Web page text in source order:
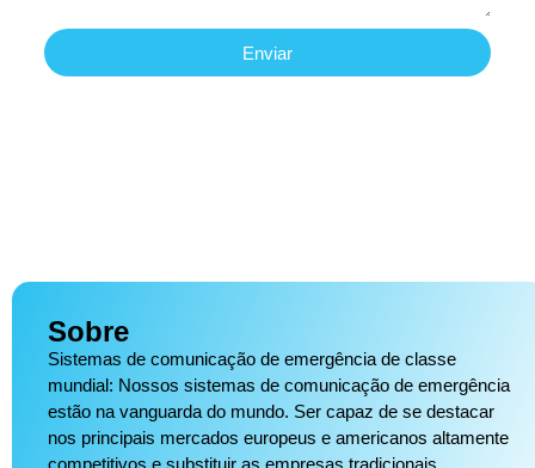
Enviar
Sobre
Sistemas de comunicação de emergência de classe
mundial: Nossos sistemas de comunicação de emergência
estão na vanguarda do mundo. Ser capaz de se destacar
nos principais mercados europeus e americanos altamente